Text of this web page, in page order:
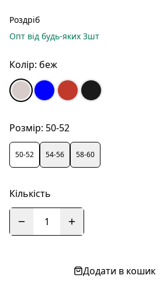
Роздріб
Опт від будь-яких 3шт
Колір: беж
Розмір: 50-52
50-52 54-56 58-60
Кількість
1
Додати в кошик